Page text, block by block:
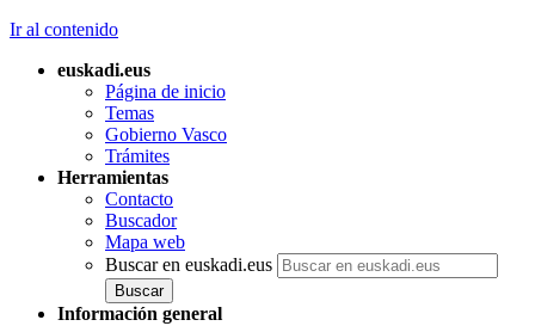
Ir al contenido
euskadi.eus
Página de inicio
Temas
Gobierno Vasco
Trámites
Herramientas
Contacto
Buscador
Mapa web
Buscar en euskadi.eus
Información general